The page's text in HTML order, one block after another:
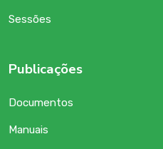
Sessões
Publicações
Documentos
Manuais